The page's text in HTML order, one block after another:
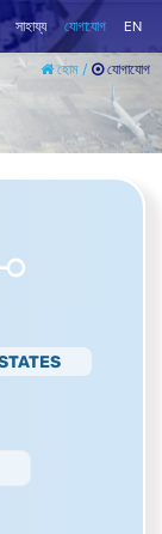
সাহায্য যোগাযোগ EN
হোম / যোগাযোগ